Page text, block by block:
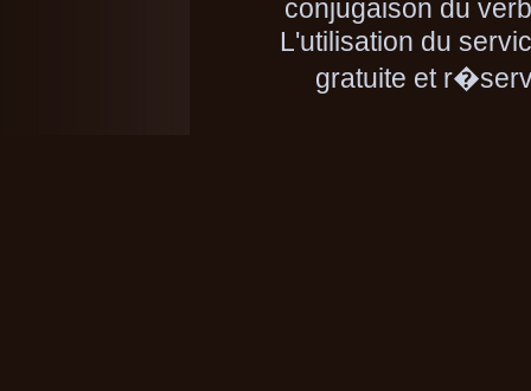
conjugaison du
L'utilisation du
gratuite et